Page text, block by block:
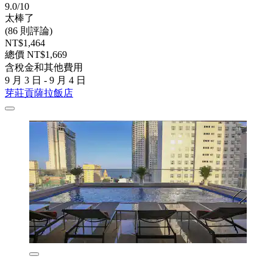
9.0/10
太棒了
(86 則評論)
NT$1,464
總價 NT$1,669
含稅金和其他費用
9 月 3 日 - 9 月 4 日
芽莊貢薩拉飯店